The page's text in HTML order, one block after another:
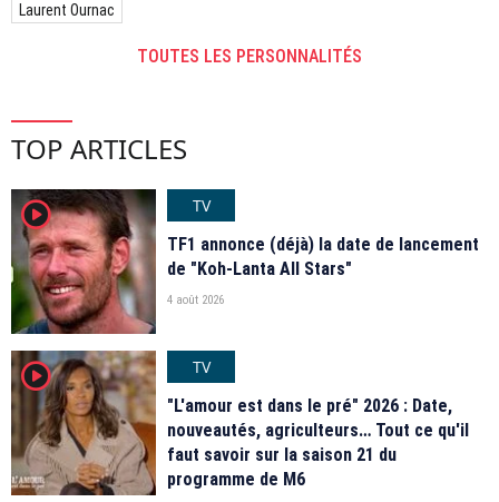
Laurent Ournac
TOUTES LES PERSONNALITÉS
TOP ARTICLES
player2
TV
TF1 annonce (déjà) la date de lancement
de "Koh-Lanta All Stars"
4 août 2026
player2
TV
"L'amour est dans le pré" 2026 : Date,
nouveautés, agriculteurs… Tout ce qu'il
faut savoir sur la saison 21 du
programme de M6